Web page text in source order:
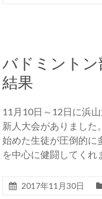
バドミント
結果
11月10日～12日に浜
新人大会がありました
始めた生徒が圧倒的に
を中心に健闘してくれ
2017年11月30日